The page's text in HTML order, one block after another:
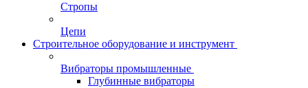
Стропы
Цепи
Строительное оборудование и инструмент
Вибраторы промышленные
Глубинные вибраторы